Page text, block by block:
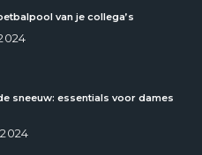
van je collega’s
sneeuw: essentials voor dames